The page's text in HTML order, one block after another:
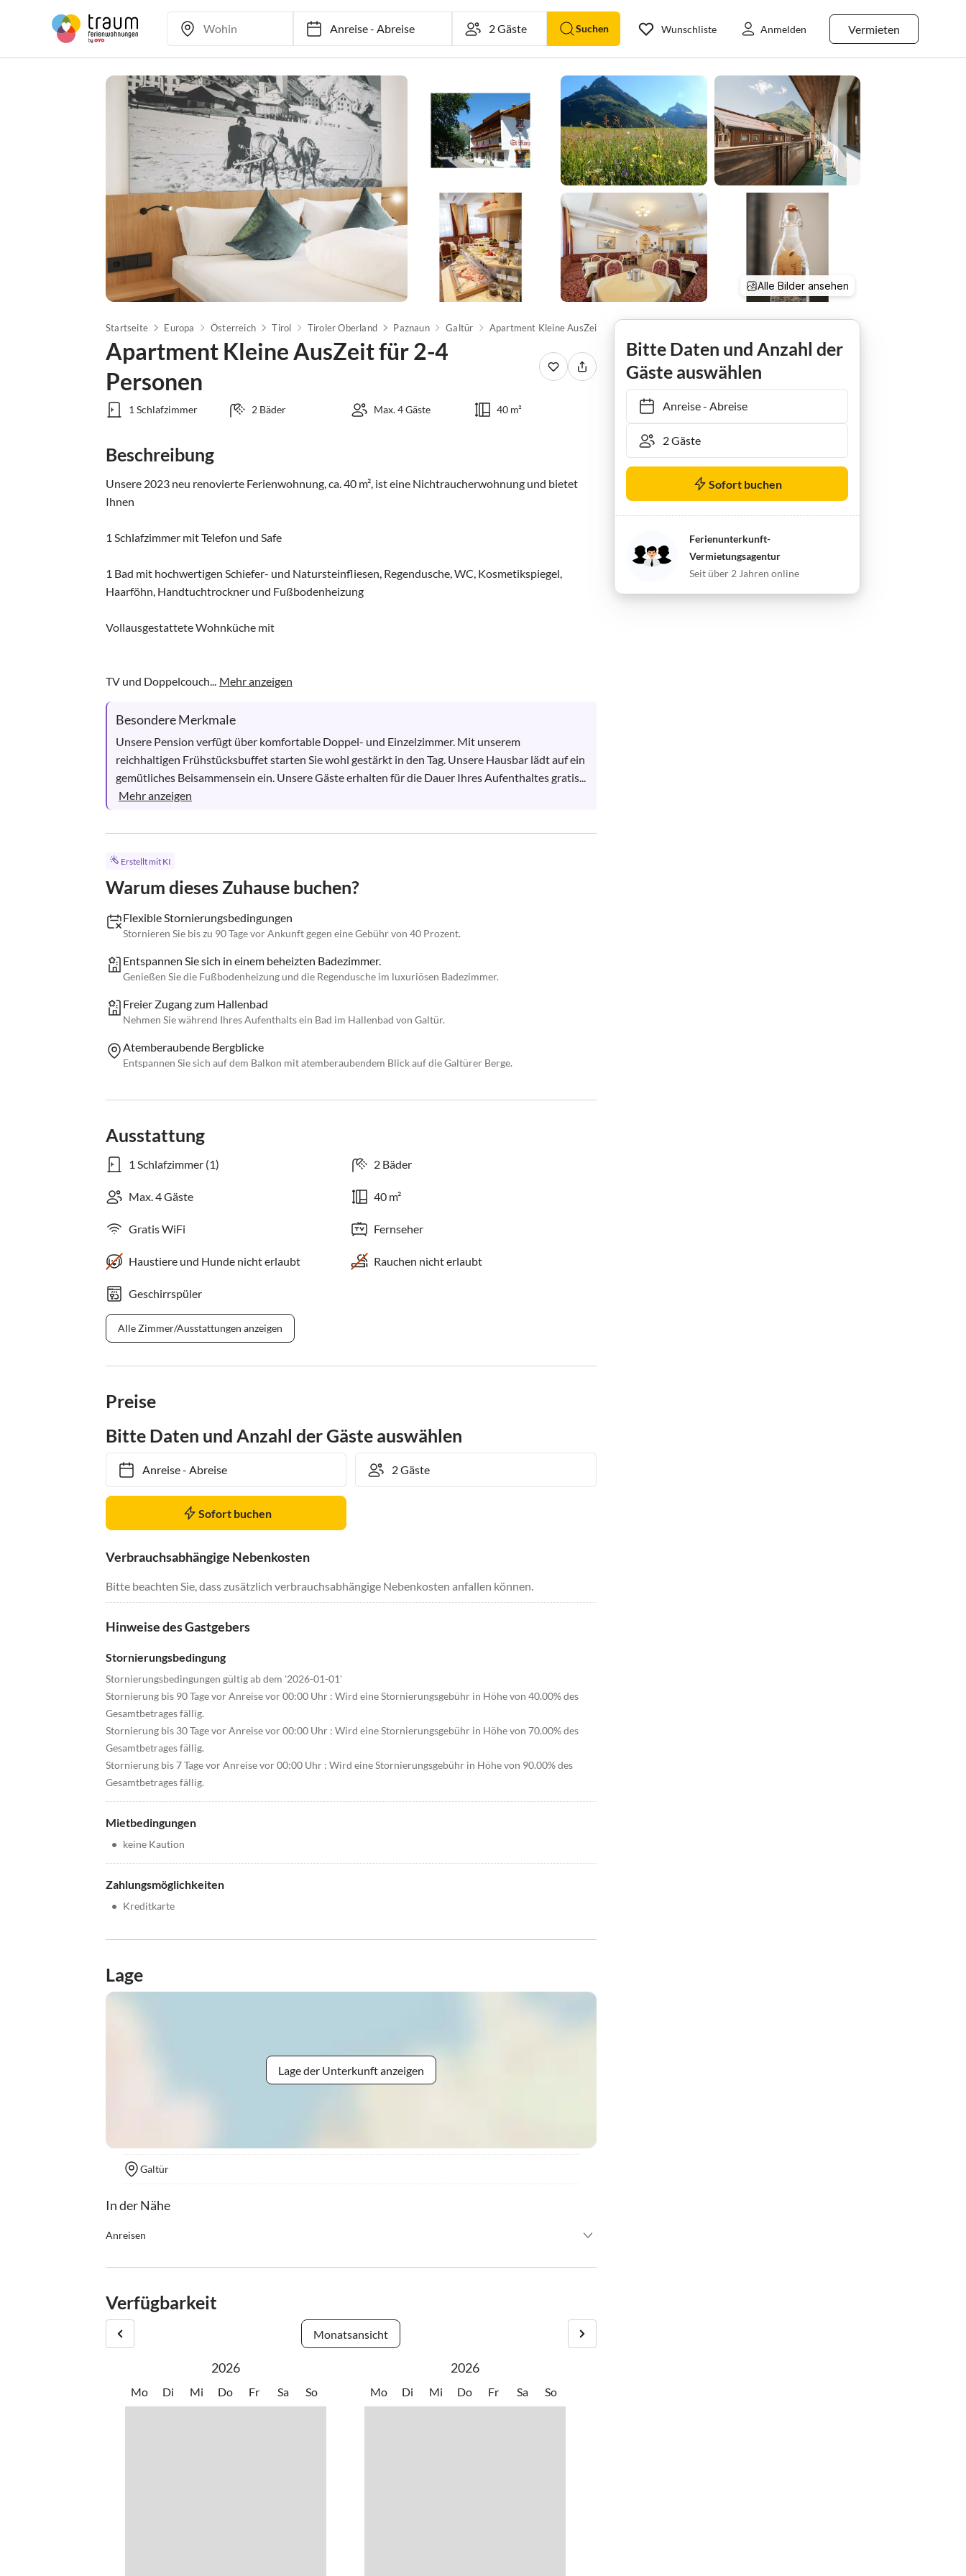
Anreise-Abreise Suchen Vermieten
Wunschliste Anmelden
Alle Bilder ansehen
Startseite Europa Österreich Tirol Tiroler Oberland Paznaun Galtür
Apartment Kleine AusZeit für 2-4
Personen
1 Schlafzimmer 2 Bäder Max. 4 Gäste 40 m²
Beschreibung
Unsere 2023 neu renovierte Ferienwohnung, ca. 40 m², ist eine Nichtraucherwohnung und bietet
Ihnen
1 Schlafzimmer mit Telefon und Safe
1 Bad mit hochwertigen Schiefer- und Natursteinfliesen, Regendusche, WC, Kosmetikspiegel,
Haarföhn, Handtuchtrockner und Fußbodenheizung
Vollausgestattete Wohnküche mit
TV und Doppelcouch... Mehr anzeigen
Besondere Merkmale
Unsere Pension verfügt über komfortable Doppel- und Einzelzimmer. Mit unserem
reichhaltigen Frühstücksbuffet starten Sie wohl gestärkt in den Tag. Unsere Hausbar lädt auf ein
gemütliches Beisammensein ein. Unsere Gäste erhalten für die Dauer Ihres Aufenthaltes gratis...
Mehr anzeigen
Erstellt mit KI
Warum dieses Zuhause buchen?
Flexible Stornierungsbedingungen
Stornieren Sie bis zu 90 Tage vor Ankunft gegen eine Gebühr von 40 Prozent.
Entspannen Sie sich in einem beheizten Badezimmer.
Genießen Sie die Fußbodenheizung und die Regendusche im luxuriösen Badezimmer.
Freier Zugang zum Hallenbad
Nehmen Sie während Ihres Aufenthalts ein Bad im Hallenbad von Galtür.
Atemberaubende Bergblicke
Entspannen Sie sich auf dem Balkon mit atemberaubendem Blick auf die Galtürer Berge.
Ausstattung
1 Schlafzimmer (1) 2 Bäder
Max. 4 Gäste 40 m²
Gratis WiFi Fernseher
Haustiere und Hunde nicht erlaubt Rauchen nicht erlaubt
Geschirrspüler
Alle Zimmer/Ausstattungen anzeigen
Preise
Bitte Daten und Anzahl der Gäste auswählen
Anreise- Abreise
Sofort buchen
Verbrauchsabhängige Nebenkosten
Bitte beachten Sie, dass zusätzlich verbrauchsabhängige Nebenkosten anfallen können.
Hinweise des Gastgebers
Stornierungsbedingung
Stornierungsbedingungen gültig ab dem '2026-01-01'
Stornierung bis 90 Tage vor Anreise vor 00:00 Uhr : Wird eine Stornierungsgebühr in Höhe von 40.00% des
Gesamtbetrages fällig.
Stornierung bis 30 Tage vor Anreise vor 00:00 Uhr : Wird eine Stornierungsgebühr in Höhe von 70.00% des
Gesamtbetrages fällig.
Stornierung bis 7 Tage vor Anreise vor 00:00 Uhr : Wird eine Stornierungsgebühr in Höhe von 90.00% des
Gesamtbetrages fällig.
Mietbedingungen
• keine Kaution
Zahlungsmöglichkeiten
• Kreditkarte
Lage
Lage der Unterkunft anzeigen
Galtür
In der Nähe
Anreisen
Check-Out: bis 10.00 Uhr
Verfügbarkeit
Monatsansicht
2026
Mo Di Mi Do Fr Sa So
2026
Mo Di Mi Do Fr Sa So
Bitte Daten und Anzahl der
Gäste auswählen
Anreise- Abreise
Sofort buchen
Ferienunterkunft-
Vermietungsagentur
Seit über 2 Jahren online